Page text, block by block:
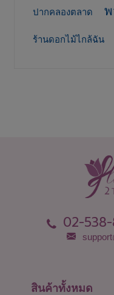
ปากคลองตลาด
ร้านดอกไม้ไกล้ฉัน
02-
สินค้าทั้งหมด